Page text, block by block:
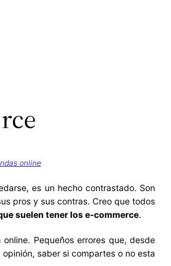
online
es un hecho contrastado. Son
pros y sus contras. Creo que todos
suelen tener los e-commerce.
Pequeños errores que, desde
saber si compartes o no esta